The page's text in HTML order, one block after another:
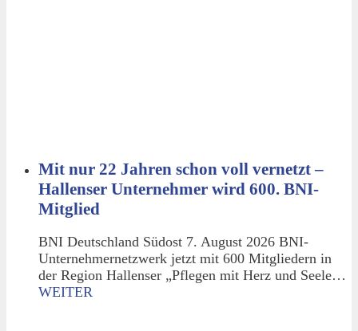
Mit nur 22 Jahren schon voll vernetzt –
Hallenser Unternehmer wird 600. BNI-
Mitglied
BNI Deutschland Südost 7. August 2026 BNI-
Unternehmernetzwerk jetzt mit 600 Mitgliedern in
der Region Hallenser „Pflegen mit Herz und Seele…
WEITER